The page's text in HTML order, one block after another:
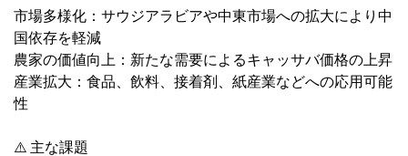
市場多様化：サウジアラビアや中東市場への拡大により中
国依存を軽減
農家の価値向上：新たな需要によるキャッサバ価格の上昇
産業拡大：食品、飲料、接着剤、紙産業などへの応用可能
性
⚠️ 主な課題